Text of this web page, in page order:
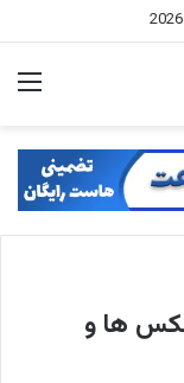
لیفت انجام بده
عکس ها و